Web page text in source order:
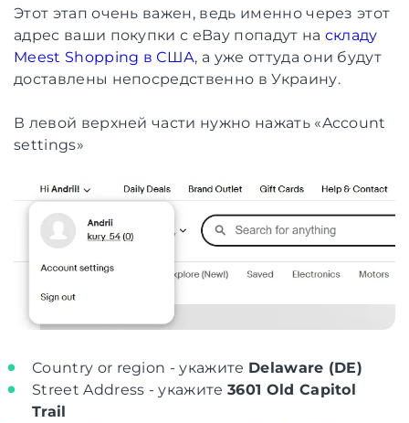
Этот этап очень важен, ведь именно через этот
адрес ваши покупки с eBay попадут на складу
Meest Shopping в США, а уже оттуда они будут
доставлены непосредственно в Украину.
В левой верхней части нужно нажать «Account
settings»
Country or region - укажите Delaware (DE)
Street Address - укажите 3601 Old Capitol
Trail